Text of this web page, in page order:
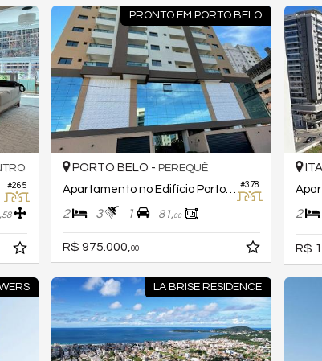
#265
58
PRONTO EM PORTO BELO
#378
PORTO BELO - PEREQUÊ
Apartamento no Edifício Porto Beach
2 3 1 81,00
R$ 975.000, 00
2
R$
LA BRISE RESIDENCE